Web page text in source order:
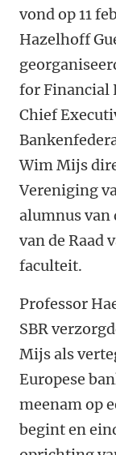
vond op 11
Hazelhoff
for Financial
Chief
Wim Mijs
Vereniging
alumnus van
van de Raad
faculteit.
Professor
SBR
Mijs als
Europese
meenam op
begint en